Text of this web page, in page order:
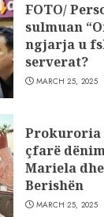
FOTO/
sulmuan
ngjarja u
serverat?
MARCH 25, 2025
Prokuroria
çfarë
Mariela
Berishën
MARCH 25, 2025